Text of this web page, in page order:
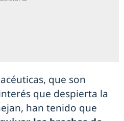
que son
que despierta la
han tenido que